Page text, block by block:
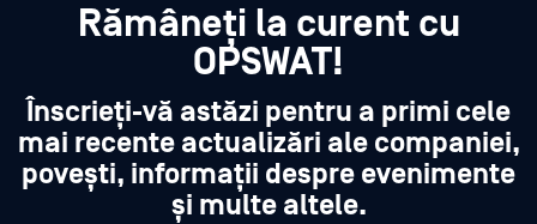
Rămâneți la curent cu
OPSWAT!
Înscrieți-vă astăzi pentru a primi cele
mai recente actualizări ale companiei,
povești, informații despre evenimente
și multe altele.